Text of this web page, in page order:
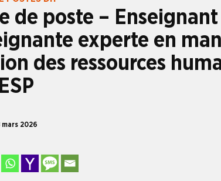
de poste –
experte en
des ressources
mars 2026